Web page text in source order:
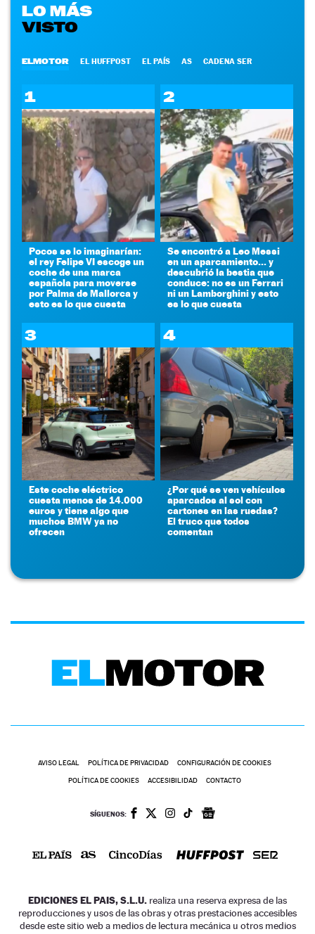
LO MÁS
VISTO
ELMOTOR EL HUFFPOST EL PAÍS AS CADENA SER
1
Pocos se lo imaginarían:
el rey Felipe VI escoge un
coche de una marca
española para moverse
por Palma de Mallorca y
esto es lo que cuesta
2
Se encontró a Leo Messi
en un aparcamiento... y
descubrió la bestia que
conduce: no es un Ferrari
ni un Lamborghini y esto
es lo que cuesta
3
Este coche eléctrico
cuesta menos de 14.000
euros y tiene algo que
muchos BMW ya no
ofrecen
4
¿Por qué se ven vehículos
aparcados al sol con
cartones en las ruedas?
El truco que todos
comentan
AVISO LEGAL POLÍTICA DE PRIVACIDAD CONFIGURACIÓN DE COOKIES
POLÍTICA DE COOKIES ACCESIBILIDAD CONTACTO
SÍGUENOS:
EDICIONES EL PAIS, S.L.U. realiza una reserva expresa de las
reproducciones y usos de las obras y otras prestaciones accesibles
desde este sitio web a medios de lectura mecánica u otros medios